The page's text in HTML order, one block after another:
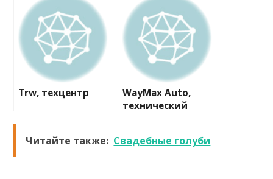
Trw, техцентр
WayMax Auto,
технический
Читайте также: Свадебные голуби